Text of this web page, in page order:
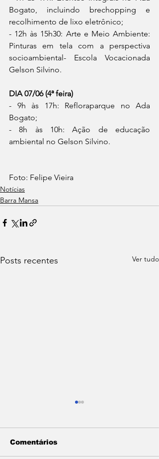
Bogato, incluindo brechopping e
recolhimento de lixo eletrônico;
- 12h às 15h30: Arte e Meio Ambiente:
Pinturas em tela com a perspectiva
socioambiental- Escola Vocacionada
Gelson Silvino.
DIA 07/06 (4ª feira)
- 9h às 17h: Refloraparque no Ada
Bogato;
- 8h às 10h: Ação de educação
ambiental no Gelson Silvino.
Foto: Felipe Vieira
Notícias
Barra Mansa
Posts recentes Ver tudo
Comentários